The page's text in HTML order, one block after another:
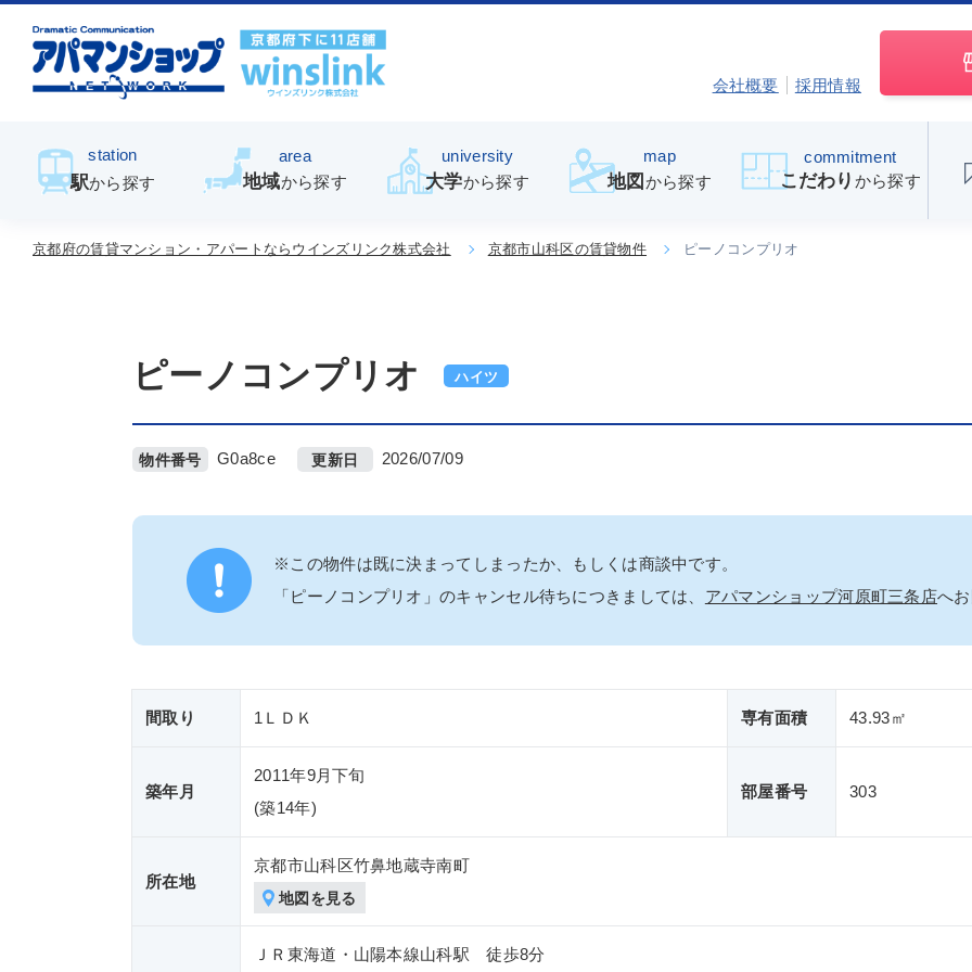
会社概要 採用情報
station
駅から探す
area
地域から探す
university
大学から探す
map
地図 から探す
commitment
こだわり から探す
京都府の賃貸マンション・アパートならウインズリンク株式会社 京都市山科区の賃貸物件 ピーノコンプリオ
ハイツ
ピーノコンプリオ
物件番号 G0a8ce 更新日 2026/07/09
※この物件は既に決まってしまったか、もしくは商談中です。
「ピーノコンプリオ」のキャンセル待ちにつきましては、 アパマンショップ河原町三条店へ
間取り 1ＬＤＫ 専有面積 43.93㎡
築年月
2011年9月下旬
(築14年)
部屋番号 303
所在地
京都市山科区竹鼻地蔵寺南町
地図を見る
ＪＲ東海道・山陽本線山科駅 徒歩8分